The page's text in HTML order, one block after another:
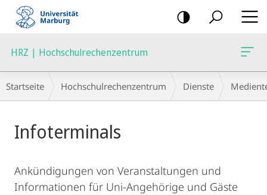
Mobile-
Navigation
HRZ | Hochschulrechenzentrum
Breadcrumb-
Navigation
Startseite Hochschulrechenzentrum Dienste
Infoterminals
Ankündigungen von Veranstaltungen und
Informationen für Uni-Angehörige und Gäste